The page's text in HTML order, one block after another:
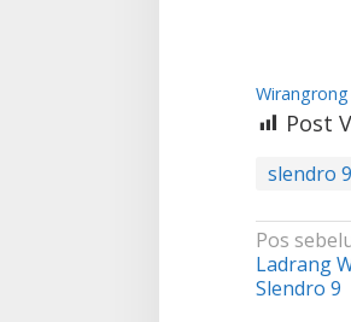
Wirangrong
Post
slendro 9
pos
Pos
Ladrang
Slendro 9